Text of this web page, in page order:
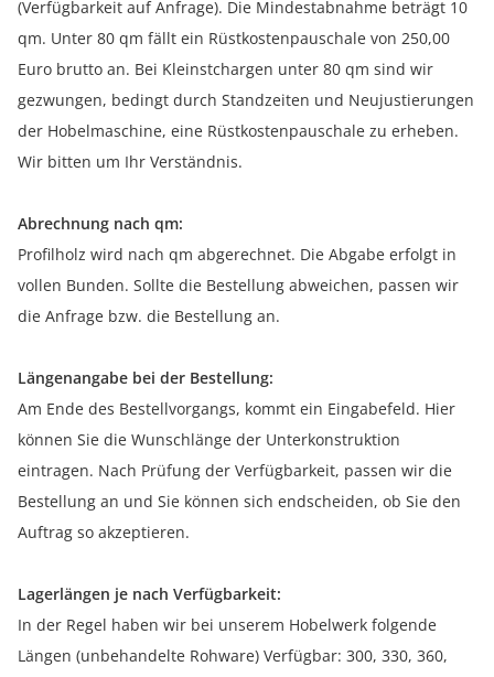
(Verfügbarkeit auf Anfrage). Die Mindestabnahme beträgt 10
qm. Unter 80 qm fällt ein Rüstkostenpauschale von 250,00
Euro brutto an. Bei Kleinstchargen unter 80 qm sind wir
gezwungen, bedingt durch Standzeiten und Neujustierungen
der Hobelmaschine, eine Rüstkostenpauschale zu erheben.
Wir bitten um Ihr Verständnis.
Abrechnung nach qm:
Profilholz wird nach qm abgerechnet. Die Abgabe erfolgt in
vollen Bunden. Sollte die Bestellung abweichen, passen wir
die Anfrage bzw. die Bestellung an.
Längenangabe bei der Bestellung:
Am Ende des Bestellvorgangs, kommt ein Eingabefeld. Hier
können Sie die Wunschlänge der Unterkonstruktion
eintragen. Nach Prüfung der Verfügbarkeit, passen wir die
Bestellung an und Sie können sich endscheiden, ob Sie den
Auftrag so akzeptieren.
Lagerlängen je nach Verfügbarkeit:
In der Regel haben wir bei unserem Hobelwerk folgende
Längen (unbehandelte Rohware) Verfügbar: 300, 330, 360,